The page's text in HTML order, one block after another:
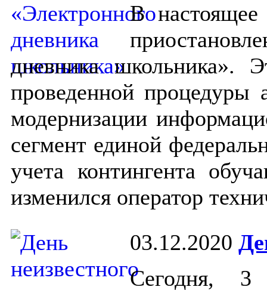
В
дневника школьника».
проведенной процедуры
модернизации
сегмент единой
учета контингента
изменился оператор
03.12.2020
Сегодня,